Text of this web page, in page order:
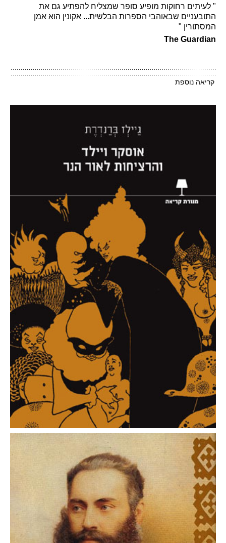
" לעיתים רחוקות מופיע סופר שמצליח להפתיע גם את
התובעניים שבאוהבי הספרות הבלשית... אקונין הוא אמן
המסתורין "
The Guardian
קריאה נוספת